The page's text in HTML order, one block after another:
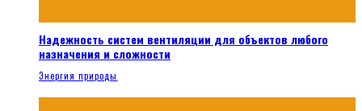
Надежность систем вентиляции для объектов любого
назначения и сложности
Энергия природы